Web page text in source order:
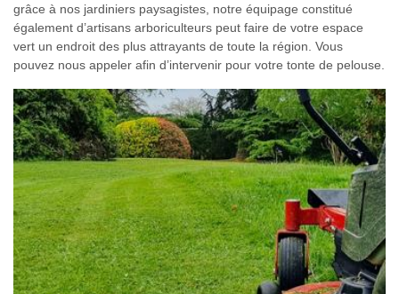
grâce à nos jardiniers paysagistes, notre équipage constitué
également d’artisans arboriculteurs peut faire de votre espace
vert un endroit des plus attrayants de toute la région. Vous
pouvez nous appeler afin d’intervenir pour votre tonte de pelouse.